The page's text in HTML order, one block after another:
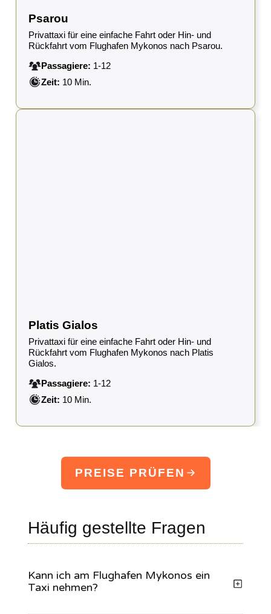
Psarou
Privattaxi für eine einfache Fahrt oder Hin- und
Rückfahrt vom Flughafen Mykonos nach Psarou.
Passagiere: 1-12
Zeit: 10 Min.
Platis Gialos
Privattaxi für eine einfache Fahrt oder Hin- und
Rückfahrt vom Flughafen Mykonos nach Platis
Gialos.
Passagiere: 1-12
Zeit: 10 Min.
PREISE PRÜFEN
Häufig gestellte Fragen
Kann ich am Flughafen Mykonos ein
Taxi nehmen?